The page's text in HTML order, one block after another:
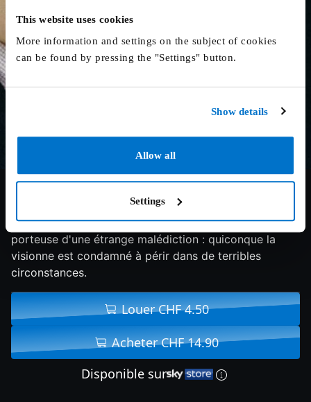
This website uses cookies
More information and settings on the subject of cookies
can be found by pressing the "Settings" button.
Show details
Allow all
Settings
6.7/10 2002 110 min Horreur
Rachel Keller découvre que cette cassette est
porteuse d'une étrange malédiction : quiconque la
visionne est condamné à périr dans de terribles
circonstances.
Louer CHF 4.50
Acheter CHF 14.90
Disponible sur